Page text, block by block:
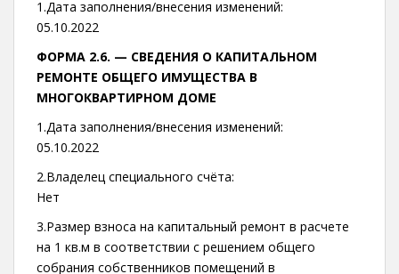
1.Дата заполнения/внесения изменений:
05.10.2022
ФОРМА 2.6. — СВЕДЕНИЯ О КАПИТАЛЬНОМ
РЕМОНТЕ ОБЩЕГО ИМУЩЕСТВА В
МНОГОКВАРТИРНОМ ДОМЕ
1.Дата заполнения/внесения изменений:
05.10.2022
2.Владелец специального счёта:
Нет
3.Размер взноса на капитальный ремонт в расчете
на 1 кв.м в соответствии с решением общего
собрания собственников помещений в